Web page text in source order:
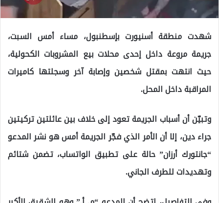
شهدت منطقة أسنيورت بإسطنبول، مساء أمس السبت،
جريمة مروعة داخل إحدى محلات بيع المشروبات الكحولية،
حيث انتهت بمقتل شخصين وإصابة آخر وسجلتها كاميرات
المراقبة داخل المحل.
وتبيّن أن أسباب الجريمة تعود إلى خلاف بين عائلتين تركيتين
جراء دين، إلا أن الأمر الذي فجّر الجريمة أمس هو نشر المدعو
“جانتورك أرزان” حالة على تطبيق الواتساب، تضمن شتائم
وتهديدات للطرف الجاني.